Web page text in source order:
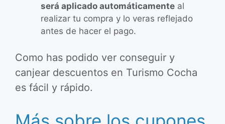
será aplicado automáticamente al
realizar tu compra y lo veras reflejado
antes de hacer el pago.
Como has podido ver conseguir y
canjear descuentos en Turismo Cocha
es fácil y rápido.